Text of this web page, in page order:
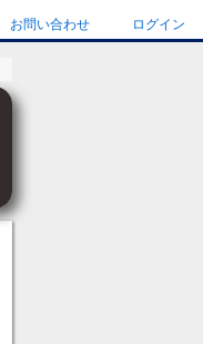
お問い合わせ ログイン